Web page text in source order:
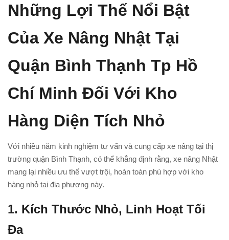
Những Lợi Thế Nổi Bật
Của Xe Nâng Nhật Tại
Quận Bình Thạnh Tp Hồ
Chí Minh Đối Với Kho
Hàng Diện Tích Nhỏ
Với nhiều năm kinh nghiệm tư vấn và cung cấp xe nâng tại thị
trường quận Bình Thạnh, có thể khẳng định rằng, xe nâng Nhật
mang lại nhiều ưu thế vượt trội, hoàn toàn phù hợp với kho
hàng nhỏ tại địa phương này.
1. Kích Thước Nhỏ, Linh Hoạt Tối
Đa